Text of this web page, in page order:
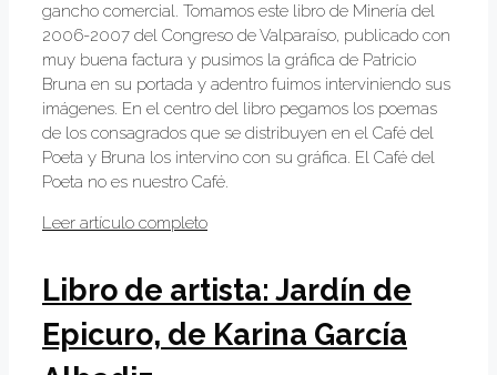
gancho comercial. Tomamos este libro de Minería del
2006-2007 del Congreso de Valparaíso, publicado con
muy buena factura y pusimos la gráfica de Patricio
Bruna en su portada y adentro fuimos interviniendo sus
imágenes. En el centro del libro pegamos los poemas
de los consagrados que se distribuyen en el Café del
Poeta y Bruna los intervino con su gráfica. El Café del
Poeta no es nuestro Café.
Leer artículo completo
Libro de artista: Jardín de
Epicuro, de Karina García